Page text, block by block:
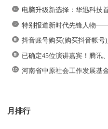
电脑升级新选择：华迅科技
特别报道新时代先锋人物
抖音账号购买(购买抖音帐号
已确定45位演讲嘉宾！腾讯
河南省中原社会工作发展基
月排行